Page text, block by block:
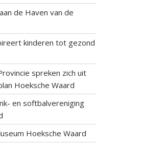
de Haven van de
kinderen tot gezond
spreken zich uit
Hoeksche Waard
en softbalvereniging
Hoeksche Waard